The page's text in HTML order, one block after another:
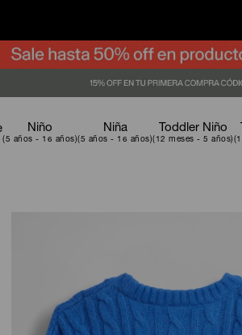
Niño Niña Toddler Niño